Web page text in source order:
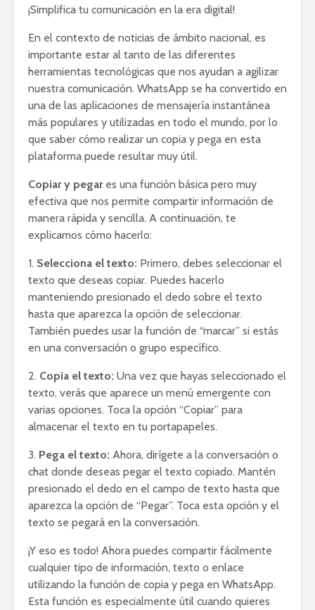
¡Simplifica tu comunicación en la era digital!
En el contexto de noticias de ámbito nacional, es
importante estar al tanto de las diferentes
herramientas tecnológicas que nos ayudan a agilizar
nuestra comunicación. WhatsApp se ha convertido en
una de las aplicaciones de mensajería instantánea
más populares y utilizadas en todo el mundo, por lo
que saber cómo realizar un copia y pega en esta
plataforma puede resultar muy útil.
Copiar y pegares una función básica pero muy
efectiva que nos permite compartir información de
manera rápida y sencilla. A continuación, te
explicamos cómo hacerlo:
1. Selecciona el texto: Primero, debes seleccionar el
texto que deseas copiar. Puedes hacerlo
manteniendo presionado el dedo sobre el texto
hasta que aparezca la opción de seleccionar.
También puedes usar la función de “marcar” si estás
en una conversación o grupo específico.
2. Copia el texto: Una vez que hayas seleccionado el
texto, verás que aparece un menú emergente con
varias opciones. Toca la opción “Copiar” para
almacenar el texto en tu portapapeles.
3. Pega el texto: Ahora, dirígete a la conversación o
chat donde deseas pegar el texto copiado. Mantén
presionado el dedo en el campo de texto hasta que
aparezca la opción de “Pegar”. Toca esta opción y el
texto se pegará en la conversación.
¡Y eso es todo! Ahora puedes compartir fácilmente
cualquier tipo de información, texto o enlace
utilizando la función de copia y pega en WhatsApp.
Esta función es especialmente útil cuando quieres